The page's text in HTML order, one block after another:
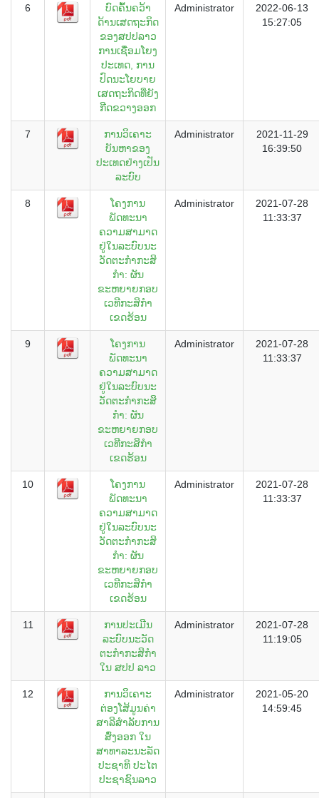
6
ບົດຄົ້ນຄວ້າ
ດ້ານເສດຖະກິດ
ຂອງສປປລາວ
ການເຊື່ອມໂຍງ
ປະເທດ, ການ
ປົດນະໂຍບາຍ
ເສດຖະກິດທີ່ຍັງ
ກີດຂວາງອອກ
Administrator
2022-06-13
15:27:05
7
ການວິເຄາະ
ບັນຫາຂອງ
ປະເທດຢ່າງເປັນ
ລະບົບ
Administrator
2021-11-29
16:39:50
8
ໂຄງການ
ພັດທະນາ
ຄວາມສາມາດ
ຢູ່ໃນລະບົບນະ
ວັດຕະກໍາກະສິ
ກໍາ: ຜັນ
ຂະຫຍາຍກອບ
ເວທີກະສິກໍາ
ເຂດຮ້ອນ
Administrator
2021-07-28
11:33:37
9
ໂຄງການ
ພັດທະນາ
ຄວາມສາມາດ
ຢູ່ໃນລະບົບນະ
ວັດຕະກໍາກະສິ
ກໍາ: ຜັນ
ຂະຫຍາຍກອບ
ເວທີກະສິກໍາ
ເຂດຮ້ອນ
Administrator
2021-07-28
11:33:37
10
ໂຄງການ
ພັດທະນາ
ຄວາມສາມາດ
ຢູ່ໃນລະບົບນະ
ວັດຕະກໍາກະສິ
ກໍາ: ຜັນ
ຂະຫຍາຍກອບ
ເວທີກະສິກໍາ
ເຂດຮ້ອນ
Administrator
2021-07-28
11:33:37
11
ການປະເມີນ
ລະບົບນະວັດ
ຕະກໍາກະສິກໍາ
ໃນ ສປປ ລາວ
Administrator
2021-07-28
11:19:05
12
ການວິເຄາະ
ຕ່ອງໂສ້ມູນຄ່າ
ສາລີສຳລັບການ
ສົ່ງອອກ ໃນ
ສາທາລະນະລັດ
ປະຊາທິ ປະໄຕ
ປະຊາຊົນລາວ
Administrator
2021-05-20
14:59:45